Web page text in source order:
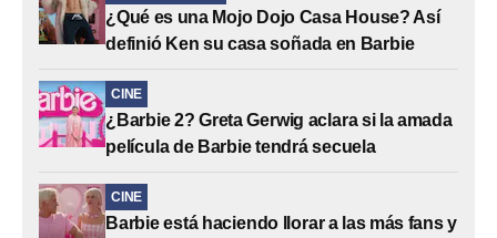
¿Qué es una Mojo Dojo Casa House? Así
definió Ken su casa soñada en Barbie
CINE
¿Barbie 2? Greta Gerwig aclara si la amada
película de Barbie tendrá secuela
CINE
Barbie está haciendo llorar a las más fans y